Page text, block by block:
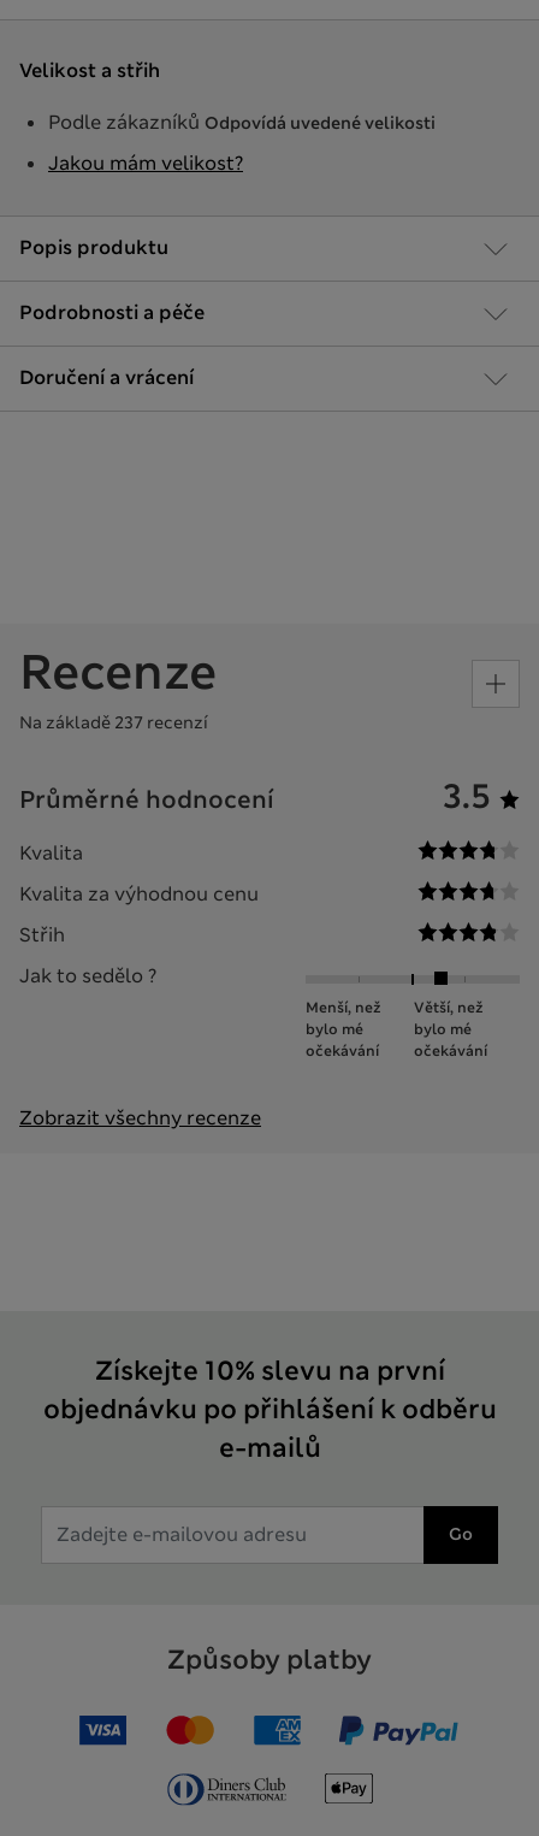
Popis produktu
Podrobnosti a péče
Doručení a vrácení
Velikost a střih
Podle zákazníků Odpovídá uvedené velikosti
Jakou mám velikost?
Recenze
Na základě 237 recenzí
Průměrné hodnocení 3.5
Kvalita
Kvalita za výhodnou cenu
Střih
Jak to sedělo ?
Menší, než
bylo mé
očekávání
Větší, než
bylo mé
očekávání
Zobrazit všechny recenze
Získejte 10% slevu na první
objednávku po přihlášení k odběru
e-mailů
Go
Způsoby platby